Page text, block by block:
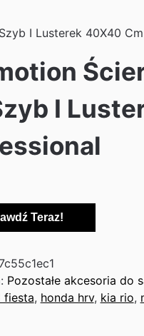
I Lusterek 40X40
I
Teraz!
Pozostałe akcesoria do
fiesta, honda hrv, kia rio,